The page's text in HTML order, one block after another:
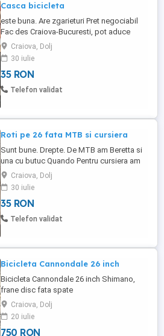
Casca bicicleta
este buna. Are zgarieturi Pret negociabil
Fac des Craiova-Bucuresti, pot aduce
daca va interesează.
Craiova, Dolj
30 iulie
35 RON
Telefon validat
Roti pe 26 fata MTB si cursiera
Sunt bune. Drepte. De MTB am Beretta si
una cu butuc Quando Pentru cursiera am
duble una Campagnolo si Alex rims cu
butuc deore Mai dau o roata gratis
stramba de mtb Fac des Craiova-
Bucuresti, pot aduce daca va interesează.
Negociabil
Craiova, Dolj
30 iulie
35 RON
Telefon validat
Bicicleta Cannondale 26 inch
Bicicleta Cannondale 26 inch Shimano,
frane disc fata spate
Craiova, Dolj
20 iulie
750 RON